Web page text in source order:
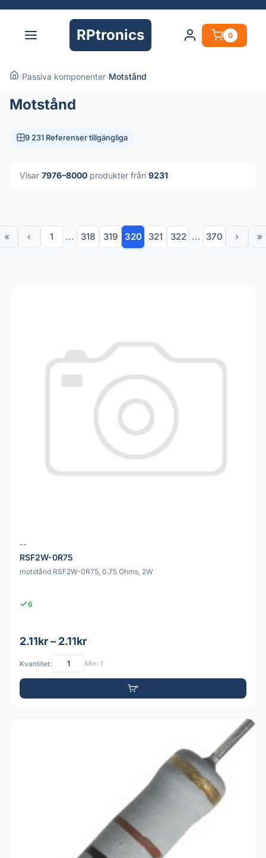
RPtronics 0
›Passiva komponenter›Motstånd
Motstånd
9 231 Referenser tillgängliga
Visar 7976–8000 produkter från 9231
« ‹ 1 ... 318 319 320 321 322 ... 370 › »
--
RSF2W-0R75
motstånd RSF2W-0R75, 0.75 Ohms, 2W
6
2.11kr – 2.11kr
Kvantitet: Min: 1